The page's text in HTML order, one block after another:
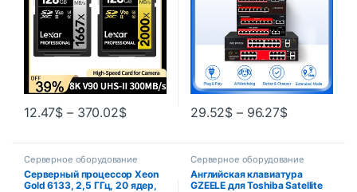
12.47$ – 370.02$ 29.52$ – 96.27$
Серверное оборудование
Серверный процессор Xeon
Gold 6133, 2,5 ГГц, 20 ядер,
Серверное оборудование
Английская клавиатура
GZEELE для Toshiba Satellite